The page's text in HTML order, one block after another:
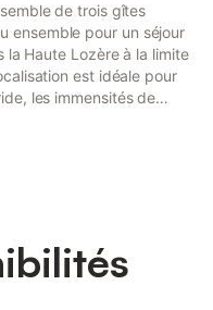
de trois gîtes
ensemble pour un séjour
la Haute Lozère à la limite
est idéale pour
les immensités de
de Saint Chély